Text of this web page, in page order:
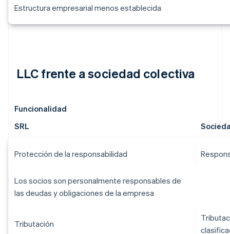
Estructura empresarial menos establecida
LLC frente a sociedad colectiva
Funcionalidad
SRL
Protección de la responsabilidad
Los socios son personalmente responsables de
las deudas y obligaciones de la empresa
Tributación